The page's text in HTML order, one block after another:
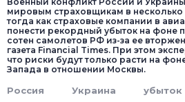
мировым страховщикам в
тогда как страховые компании в
понести рекордный убыток на фоне
сотен самолетов РФ из-за ее
газета Financial Times. При этом
что риски будут только расти на
Запада в отношении Москвы.
Россия Украина убыток